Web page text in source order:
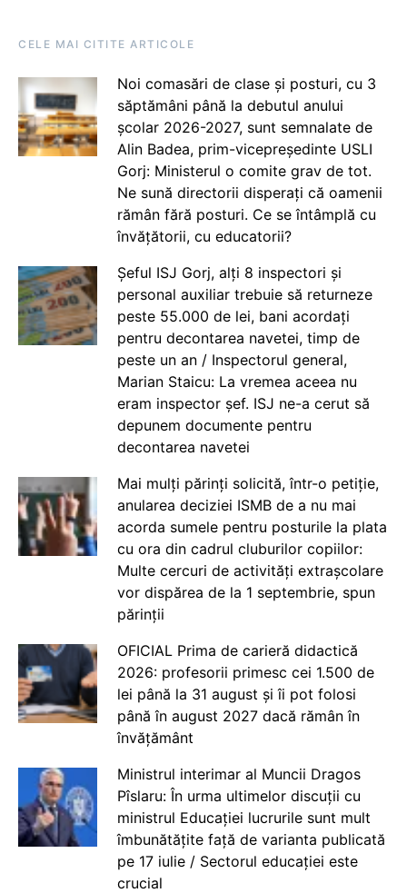
CELE MAI CITITE ARTICOLE
Noi comasări de clase și posturi, cu 3
săptămâni până la debutul anului
școlar 2026-2027, sunt semnalate de
Alin Badea, prim-vicepreședinte USLI
Gorj: Ministerul o comite grav de tot.
Ne sună directorii disperați că oamenii
rămân fără posturi. Ce se întâmplă cu
învățătorii, cu educatorii?
Șeful ISJ Gorj, alți 8 inspectori și
personal auxiliar trebuie să returneze
peste 55.000 de lei, bani acordați
pentru decontarea navetei, timp de
peste un an / Inspectorul general,
Marian Staicu: La vremea aceea nu
eram inspector șef. ISJ ne-a cerut să
depunem documente pentru
decontarea navetei
Mai mulți părinți solicită, într-o petiție,
anularea deciziei ISMB de a nu mai
acorda sumele pentru posturile la plata
cu ora din cadrul cluburilor copiilor:
Multe cercuri de activități extrașcolare
vor dispărea de la 1 septembrie, spun
părinții
OFICIAL Prima de carieră didactică
2026: profesorii primesc cei 1.500 de
lei până la 31 august și îi pot folosi
până în august 2027 dacă rămân în
învățământ
Ministrul interimar al Muncii Dragos
Pîslaru: În urma ultimelor discuții cu
ministrul Educației lucrurile sunt mult
îmbunătățite față de varianta publicată
pe 17 iulie / Sectorul educației este
crucial